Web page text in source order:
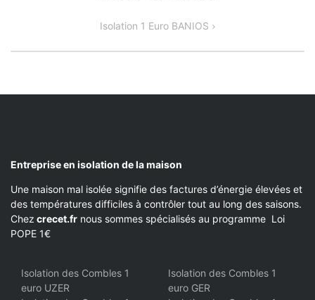
Isolation 1 Euro BANIOS
Entreprise en isolation de la maison
Une maison mal isolée signifie des factures d’énergie élevées et
des températures difficiles à contrôler tout au long des saisons.
Chez crecet.fr nous sommes spécialisés au programme Loi
POPE 1€
Isolation des Combles 1
euro UZER
Isolation des Combles 1
euro GER